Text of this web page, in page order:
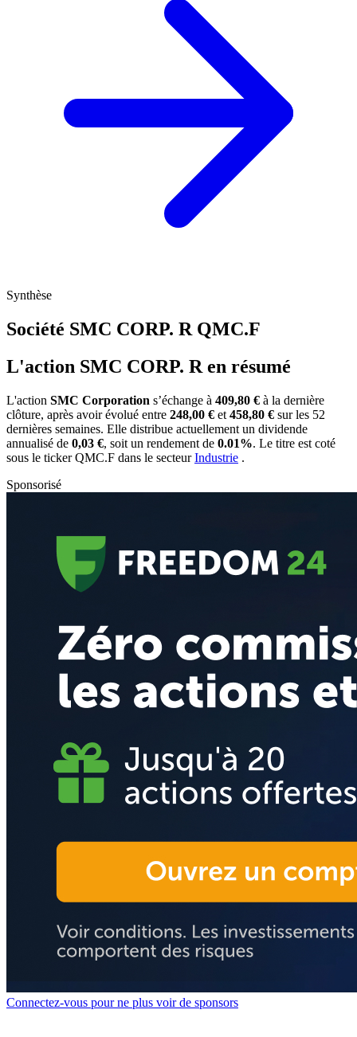
Synthèse
Société SMC CORP. R QMC.F
L'action SMC CORP. R en résumé
L'action SMC Corporation s’échange à 409,80 € à la dernière
clôture, après avoir évolué entre 248,00 € et 458,80 € sur les 52
dernières semaines. Elle distribue actuellement un dividende
annualisé de 0,03 €, soit un rendement de 0.01%. Le titre est coté
sous le tickerQMC.F dans le secteurIndustrie .
Sponsorisé
Connectez-vous pour ne plus voir de sponsors